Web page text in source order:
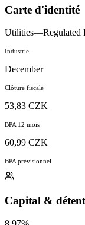
Carte d'identité
Utilities—Regulated
Industrie
December
Clôture fiscale
53,83 CZK
BPA 12 mois
60,99 CZK
BPA prévisionnel
Capital &